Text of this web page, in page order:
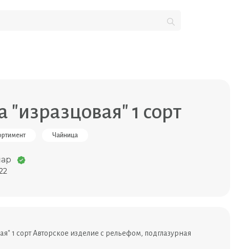
"изразцовая" 1 сорт
Чайница
1 сорт Авторское изделие с рельефом, подглазурная